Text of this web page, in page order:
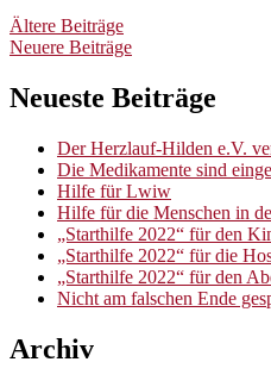
Beitragsnavigation
Ältere Beiträge
Neuere Beiträge
Neueste Beiträge
Der Herzlauf-Hilden e.V.
Die Medikamente sind
Hilfe für Lwiw
Hilfe für die Menschen in
„Starthilfe 2022“ für den
„Starthilfe 2022“ für die
„Starthilfe 2022“ für den
Nicht am falschen Ende
Archiv